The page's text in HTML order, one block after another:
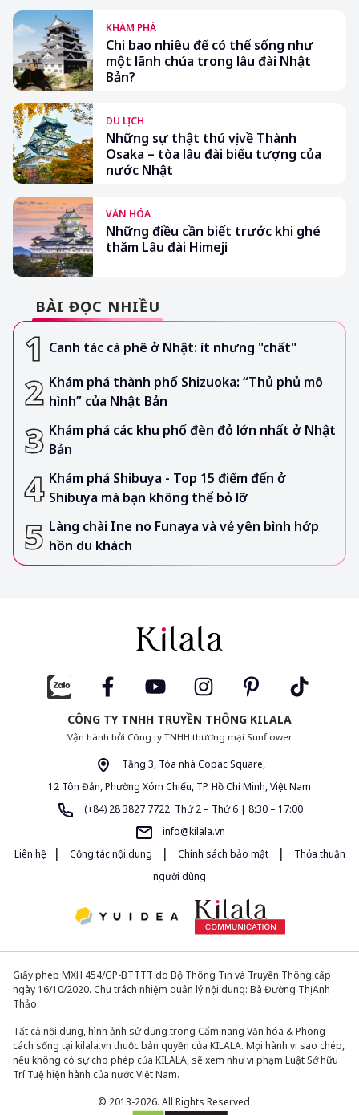
KHÁM PHÁ
Chi bao nhiêu để có thể sống như
một lãnh chúa trong lâu đài Nhật
Bản?
DU LỊCH
Những sự thật thú vị về Thành
Osaka – tòa lâu đài biểu tượng của
nước Nhật
VĂN HÓA
Những điều cần biết trước khi ghé
thăm Lâu đài Himeji
BÀI ĐỌC NHIỀU
Canh tác cà phê ở Nhật: ít nhưng "chất"
Khám phá thành phố Shizuoka: “Thủ phủ mô
hình” của Nhật Bản
Khám phá các khu phố đèn đỏ lớn nhất ở Nhật
Bản
Khám phá Shibuya - Top 15 điểm đến ở
Shibuya mà bạn không thể bỏ lỡ
Làng chài Ine no Funaya và vẻ yên bình hớp
hồn du khách
CÔNG TY TNHH TRUYỀN THÔNG KILALA
Vận hành bởi Công ty TNHH thương mại Sunflower
Tầng 3, Tòa nhà Copac Square,
12 Tôn Đản, Phường Xóm Chiếu, TP. Hồ Chí Minh, Việt Nam
(+84) 28 3827 7722 Thứ 2 – Thứ 6 | 8:30 – 17:00
info@kilala.vn
Liên hệ
| Cộng tác nội dung | Chính sách bảo mật |
Thỏa thuận
người dùng
Giấy phép MXH 454/GP-BTTTT do Bộ Thông Tin và Truyền Thông cấp
ngày 16/10/2020. Chịu trách nhiệm quản lý nội dung: Bà Đường Thị Anh
Thảo.
Tất cả nội dung, hình ảnh sử dụng trong Cẩm nang Văn hóa & Phong
cách sống tại kilala.vn thuộc bản quyền của KILALA. Mọi hành vi sao chép,
nếu không có sự cho phép của KILALA, sẽ xem như vi phạm Luật Sở hữu
Trí Tuệ hiện hành của nước Việt Nam.
© 2013-2026. All Rights Reserved